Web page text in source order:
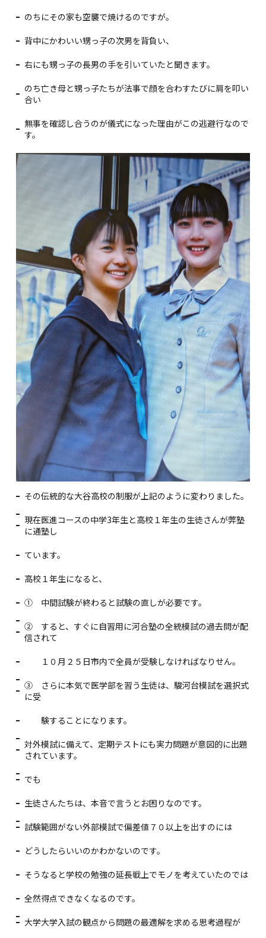
のちにその家も空襲で焼けるのですが。
背中にかわいい甥っ子の次男を背負い、
右にも甥っ子の長男の手を引いていたと聞きます。
のち亡き母と甥っ子たちが法事で顔を合わすたびに肩を叩い
合い
無事を確認し合うのが儀式になった理由がこの逃避行なので
す。
その伝統的な大谷高校の制服が上記のように変わりました。
現在医進コースの中学3年生と高校１年生の生徒さんが弊塾
に通塾し
ています。
高校１年生になると、
① 中間試験が終わると試験の直しが必要です。
② すると、すぐに自習用に河合塾の全統模試の過去問が配
信されて
１０月２５日市内で全員が受験しなければなりせん。
③ さらに本気で医学部を習う生徒は、駿河台模試を選択式
に受
験することになります。
対外模試に備えて、定期テストにも実力問題が意図的に出題
されています。
でも
生徒さんたちは、本音で言うとお困りなのです。
試験範囲がない外部模試で偏差値７０以上を出すのには
どうしたらいいのかわかないのです。
そうなると学校の勉強の延長戦上でモノを考えていたのでは
全然得点できなくなるのです。
大学大学入試の観点から問題の最適解を求める思考過程が